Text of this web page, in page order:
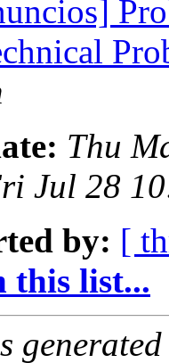
Thu
Jul 28
by: [
this list...